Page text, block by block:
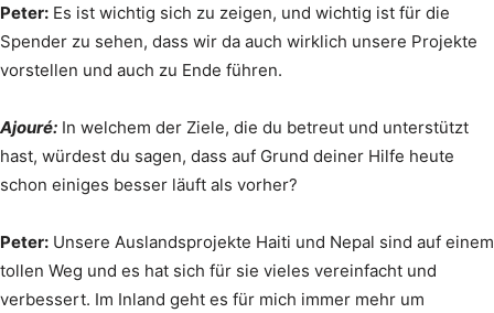
Peter: Es ist wichtig sich zu zeigen, und wichtig ist für die
Spender zu sehen, dass wir da auch wirklich unsere Projekte
vorstellen und auch zu Ende führen.
Ajouré: In welchem der Ziele, die du betreut und unterstützt
hast, würdest du sagen, dass auf Grund deiner Hilfe heute
schon einiges besser läuft als vorher?
Peter: Unsere Auslandsprojekte Haiti und Nepal sind auf einem
tollen Weg und es hat sich für sie vieles vereinfacht und
verbessert. Im Inland geht es für mich immer mehr um